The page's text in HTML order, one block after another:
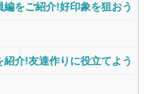
をご紹介!好印象を狙おう
介!友達作りに役立てよう